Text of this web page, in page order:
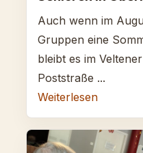
Auch wenn im
Gruppen eine
bleibt es im
Poststraße ...
Weiterlesen